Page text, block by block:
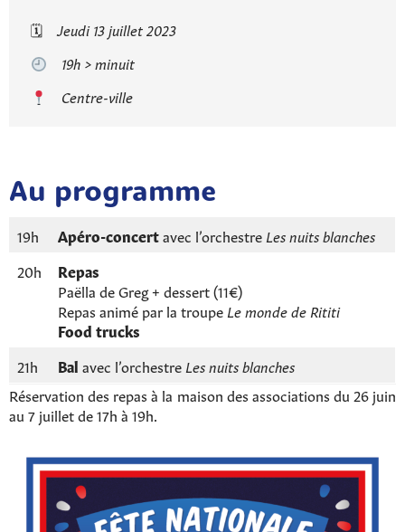
🗓
Jeudi 13 juillet 2023
19h > minuit
Centre-ville
Au programme
19h Apéro-concertavec l’orchestre Les nuits blanches
20h
Repas
Paëlla de Greg + dessert (11€)
Repas animé par la troupe Le monde de Rititi
Food trucks
21h
Bal avec l’orchestre Les nuits blanches
Réservation des repas à la maison des associations du 26 juin
au 7 juillet de 17h à 19h.